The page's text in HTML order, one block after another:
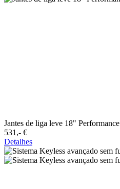
Jantes de liga leve 18" Performance
531,-‍ €
Detalhes